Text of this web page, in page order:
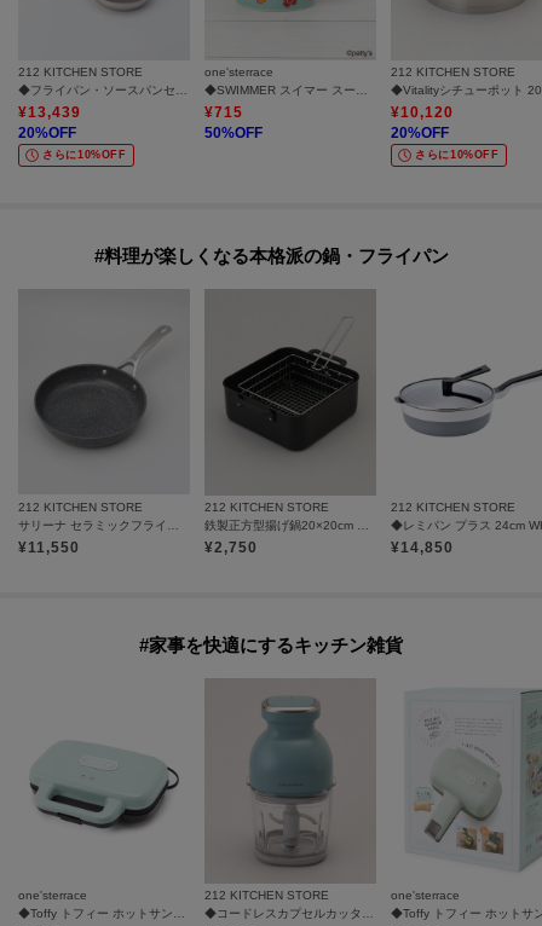
212 KITCHEN STORE
◆フライパン・ソースパンセット16cm ＜CORELLE コレール＞
¥13,439
20%OFF
さらに10%OFF
one'sterrace
◆SWIMMER スイマー スープマグ 295ml
¥715
50%OFF
212 KITCHEN STORE
¥10,120
20%OFF
さらに10%OFF
#料理が楽しくなる本格派の鍋・フライパン
212 KITCHEN STORE
¥11,550
212 KITCHEN STORE
¥2,750
212 KITCHEN STORE
¥14,850
#家事を快適にするキッチン雑貨
one'sterrace
◆Toffy トフィー ホットサンドメーカー
212 KITCHEN STORE
◆コードレスカプセルカッターボンヌ パウダーブルー ＜recolte レコルト＞
one'sterrace